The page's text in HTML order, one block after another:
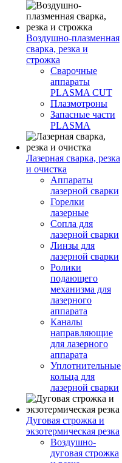
Воздушно-плазменная
сварка, резка и
строжка
Сварочные
аппараты
PLASMA CUT
Плазмотроны
Запасные части
PLASMA
Лазерная сварка, резка
и очистка
Аппараты
лазерной сварки
Горелки
лазерные
Сопла для
лазерной сварки
Линзы для
лазерной сварки
Ролики
подающего
механизма для
лазерного
аппарата
Каналы
направляющие
для лазерного
аппарата
Уплотнительные
кольца для
лазерной сварки
Дуговая строжка и
экзотермическая резка
Воздушно-
дуговая строжка